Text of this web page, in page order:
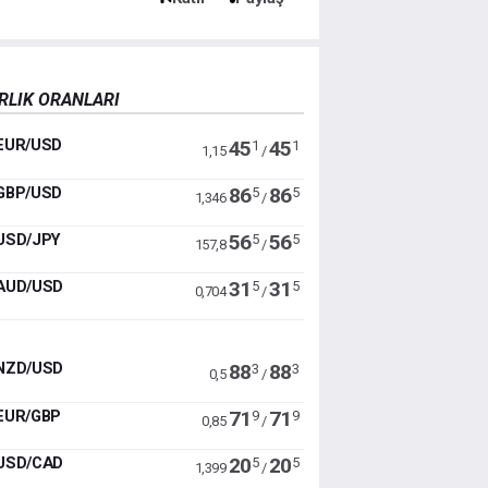
ORANLARI
USD 1,15451 /451
USD 1,346 865/ 865
JPY 157,8565/565
USD 0,70431 5/31 5
USD 0,5 883 / 883
GBP 0,85 71 9/ 71 9
CAD 1,399 205/ 205